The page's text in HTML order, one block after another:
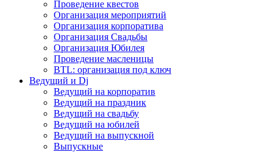
Проведение квестов
Организация мероприятий
Организация корпоратива
Организация Свадьбы
Организация Юбилея
Проведение масленицы
BTL: организация под ключ
Ведущий и Dj
Ведущий на корпоратив
Ведущий на праздник
Ведущий на свадьбу
Ведущий на юбилей
Ведущий на выпускной
Выпускные